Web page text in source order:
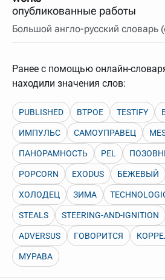
опубликованные работы
Большой англо-русский словарь
Ранее с помощью онлайн-
находили значения слов:
PUBLISHED ВТРОЕ TESTIFY
ИМПУЛЬС САМОУПРАВЕЦ
ПАНОРАМНОСТЬ PEL
POPCORN EXODUS БЕЖЕВЫЙ
ХОЛОДЕЦ ЗИМА
STEALS STEERING-AND-IGNITION
ADVERSUS ГОВОРИТСЯ
МУРАВА